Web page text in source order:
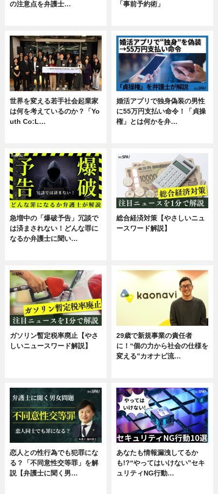
の注意点を弁護士…
「事前予約術」
世界を変える若手社会起業家
は何を考えているのか？「Yo
uth Co:L…
婚活アプリで独身偽装の男性
に55万円支払い命令！「貞操
権」とは何かを弁…
急増中の「爆破予告」冗談で
は済まされない！どんな罪に
なるか弁護士に聞い…
総合経済対策【やさしいニュ
ースワード解説】
ガソリン暫定税率廃止【やさ
しいニュースワード解説】
29歳で新規事業の責任者
に！“個の力から社会の仕様を
変える”カオナビ流…
恋人との性行為でも犯罪にな
る？「不同意性交等罪」を解
説【弁護士に聞く男…
あなたも情報漏洩してるか
も!?“やってはいけない”セキ
ュリティNG行動…